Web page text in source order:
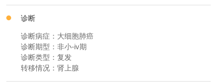
诊断
诊断病症：大细胞肺癌
诊断期型：非小-iv期
诊断类型：复发
转移情况：肾上腺